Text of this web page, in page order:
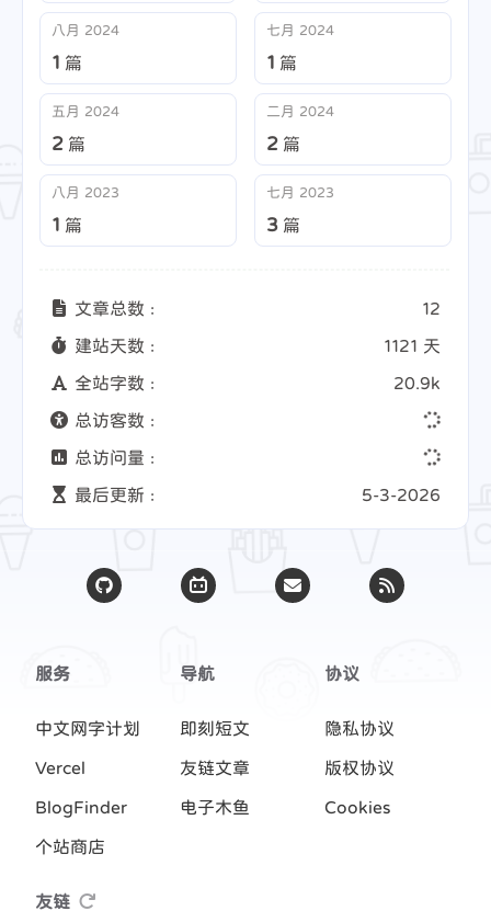
八月 2024
1 篇
七月 2024
1 篇
五月 2024
2 篇
二月 2024
2 篇
八月 2023
1 篇
七月 2023
3 篇
文章总数 : 12
建站天数 : 1121 天
全站字数 : 20.9k
总访客数 :
总访问量 :
最后更新 : 5-3-2026
服务
中文网字计划
Vercel
BlogFinder
个站商店
导航
即刻短文
友链文章
电子木鱼
协议
隐私协议
版权协议
Cookies
友链